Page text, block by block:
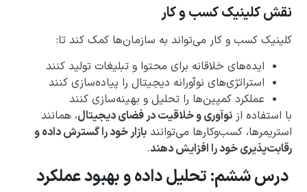
نقش کلینیک کسب و کار
کلینیک کسب و کار می‌تواند به سازمان‌ها کمک کند تا:
ایده‌های خلاقانه برای محتوا و تبلیغات تولید کنند
استراتژی‌های نوآورانه دیجیتال را پیاده‌سازی کنند
عملکرد کمپین‌ها را تحلیل و بهینه‌سازی کنند
با استفاده از نوآوری و خلاقیت در فضای دیجیتال، همانند
استریمرها، کسب‌وکارها می‌توانند بازار خود را گسترش داده و
رقابت‌پذیری خود را افزایش دهند.
درس ششم: تحلیل داده و بهبود عملکرد